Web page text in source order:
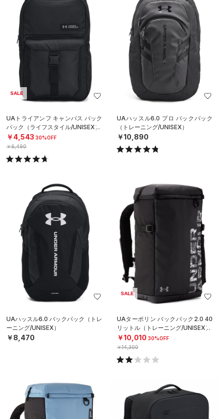
SALE
UAトライアンフ キャンパス バック
パック（ライフスタイル/UNISEX）
￥4,543 30%OFF
￥6,490
UAハッスル6.0 プロ バックパック
（トレーニング/UNISEX）
￥10,890
UAハッスル6.0 バックパック（トレ
ーニング/UNISEX）
￥8,470
SALE
UAターポリン バックパック2.0 40
リットル（トレーニング/UNISEX）
￥10,010 30%OFF
￥14,300